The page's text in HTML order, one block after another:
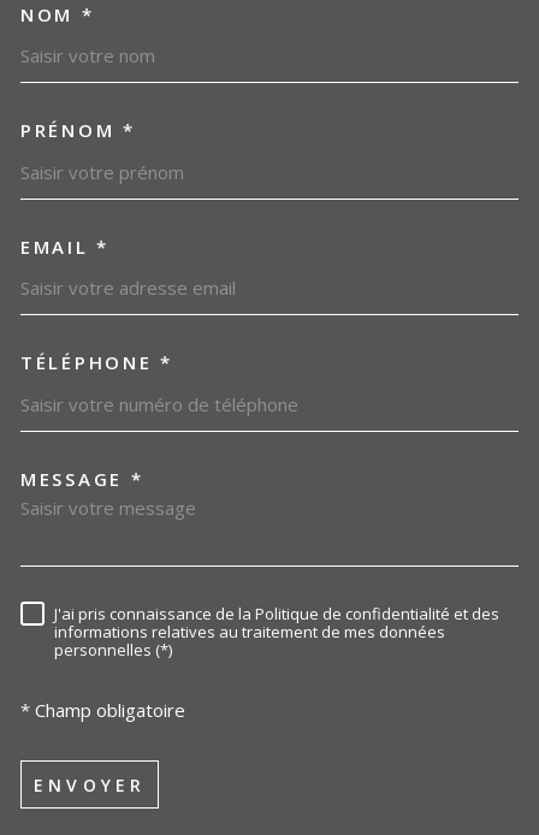
NOM *
PRÉNOM *
EMAIL *
TÉLÉPHONE *
MESSAGE *
RÈGLEMENTATION
J'ai pris connaissance de la Politique de confidentialité et des
informations relatives au traitement de mes données
personnelles (*)
* Champ obligatoire
ENVOYER